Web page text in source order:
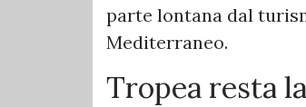
parte lontana dal
Mediterraneo.
Tropea resta